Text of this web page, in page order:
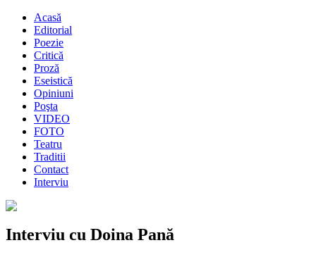
Acasă
Editorial
Poezie
Critică
Proză
Eseistică
Opiniuni
Poşta
VIDEO
FOTO
Teatru
Traditii
Contact
Interviu
Interviu cu Doina Pană